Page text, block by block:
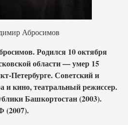
Родился 10 октября
области — умер 15
Петербурге. Советский и
и кино, театральный режиссер.
Башкортостан (2003).
(2007).